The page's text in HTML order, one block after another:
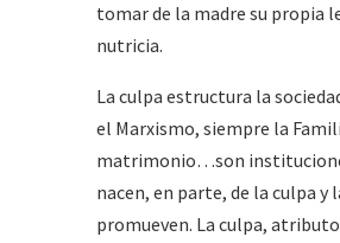
tomar de la madre su propia
nutricia.
La culpa estructura la
el Marxismo, siempre la
matrimonio…son
nacen, en parte, de la culpa y
promueven. La culpa,